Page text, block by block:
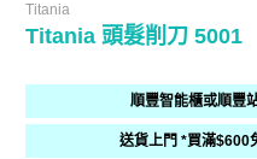
Titania
Titania 頭髮削刀 5001
順豐智能櫃或順豐
送貨上門 *買滿$600